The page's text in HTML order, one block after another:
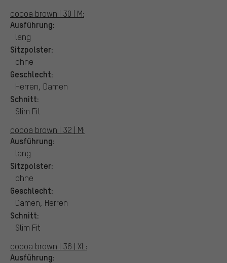
cocoa brown | 30 | M:
Ausführung:
lang
Sitzpolster:
ohne
Geschlecht:
Herren, Damen
Schnitt:
Slim Fit
cocoa brown | 32 | M:
Ausführung:
lang
Sitzpolster:
ohne
Geschlecht:
Damen, Herren
Schnitt:
Slim Fit
cocoa brown | 36 | XL:
Ausführung: